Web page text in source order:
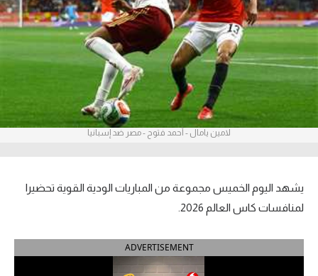
آراء حرة
ركن الألعاب
أمريكا 2026
الدوري الإنجليزي الممتاز
الدوري الإسباني
لامين يامال - أحمد فتوح - مصر ضد إسبانيا
يشهد اليوم الخميس مجموعة من المباريات الودية القوية تحضيرا
لمنافسات كاس العالم 2026.
ADVERTISEMENT